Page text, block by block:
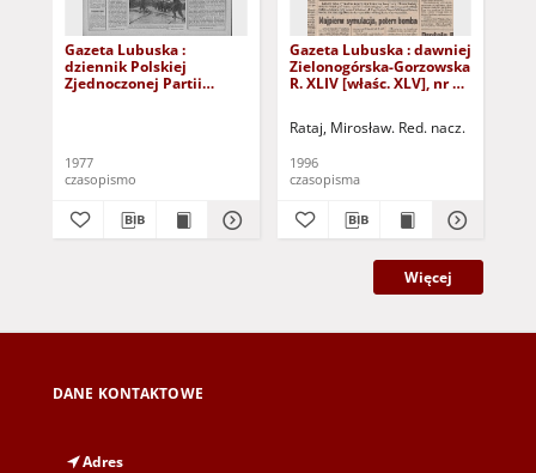
Gazeta Lubuska :
dziennik Polskiej
Zjednoczonej Partii
1977
czasopismo
Gazeta Lubuska : dawniej
Zielonogórska-Gorzowska
R. XLIV [właśc. XLV], nr 52
Rataj, Mirosław. Red. nacz.
1996
czasopisma
Więcej
DANE KONTAKTOWE
Adres